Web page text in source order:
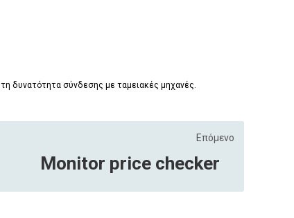
τη δυνατότητα σύνδεσης με ταμειακές μηχανές.
Επόμενο
Monitor price checker